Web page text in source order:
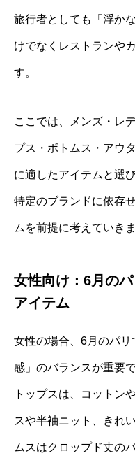
旅行者としても「浮か
けでなくレストランや
す。
ここでは、メンズ・レ
プス・ボトムス・アウ
に適したアイテムと選
特定のブランドに依存
ムを前提に考えていきま
女性向け：6月の
アイテム
女性の場合、6月のパ
感」のバランスが重要で
トップスは、コットン
スや半袖ニット、きれ
ムスはクロップド丈の